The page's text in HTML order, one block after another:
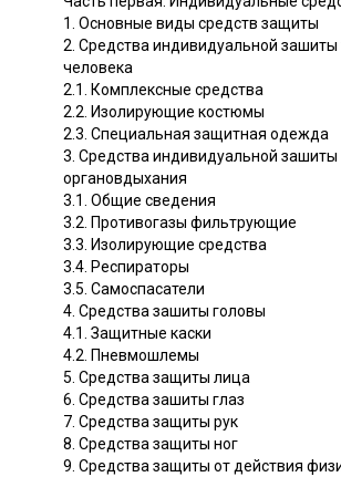
1. Основные виды средств защиты
2. Средства индивидуальной зашиты
человека
2.1. Комплексные средства
2.2. Изолирующие костюмы
2.3. Специальная защитная одежда
3. Средства индивидуальной зашиты
органовдыхания
3.1. Общие сведения
3.2. Противогазы фильтрующие
3.3. Изолирующие средства
3.4. Респираторы
3.5. Самоспасатели
4. Средства зашиты головы
4.1. Защитные каски
4.2. Пневмошлемы
5. Средства защиты лица
6. Средства зашиты глаз
7. Средства защиты рук
8. Средства защиты ног
9. Средства защиты от действия